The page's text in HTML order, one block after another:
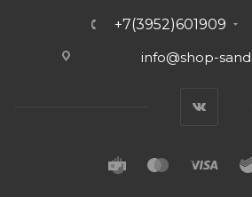
+7(3952)601909
info@shop-